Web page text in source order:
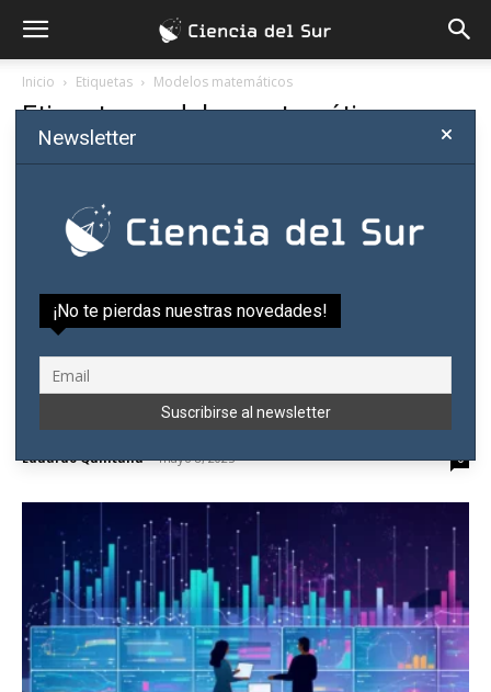
Inicio Etiquetas Modelos matemáticos
Etiqueta: modelos matemáticos
Científicos paraguayos publican en Nature
Medicine un modelo clave para frenar...
Eduardo Quintana - mayo 8, 2025 0
Newsletter
¡No te pierdas nuestras novedades!